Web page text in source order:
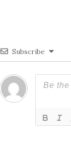
シ
ョ
ン
Subscribe